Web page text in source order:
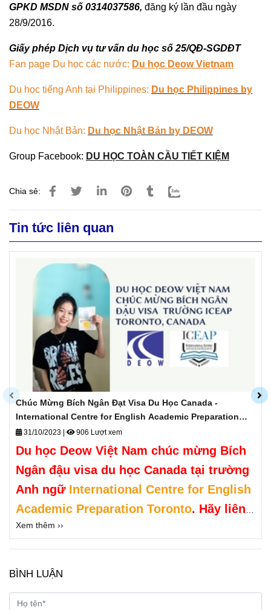
GPKD MSDN số 0314037586, đăng ký lần đầu ngày
28/9/2016.
Giấy phép Dịch vụ tư vấn du học số 25/QĐ-SGDĐT
Fan page Du học các nước: Du học Deow Vietnam
Du học tiếng Anh tại Philippines: Du học Philippines by
DEOW
Du học Nhật Bản: Du học Nhật Bản by DEOW
Group Facebook: DU HỌC TOÀN CẦU TIẾT KIỆM
Chia sẻ:
Tin tức liên quan
Chúc Mừng Bích Ngân Đạt Visa Du Học Canada -
International Centre for English Academic Preparation
Toronto
31/10/2023 | 906 Lượt xem
Du học Deow Việt Nam chúc mừng Bích
Ngân đậu visa du học Canada tại trường
Anh ngữ International Centre for English
Academic Preparation Toronto. Hãy liên
hệ Deow Việt Nam để được hỗ trợ du học
Canada ngay hôm nay bạn nhé.
Xem thêm ››
BÌNH LUẬN